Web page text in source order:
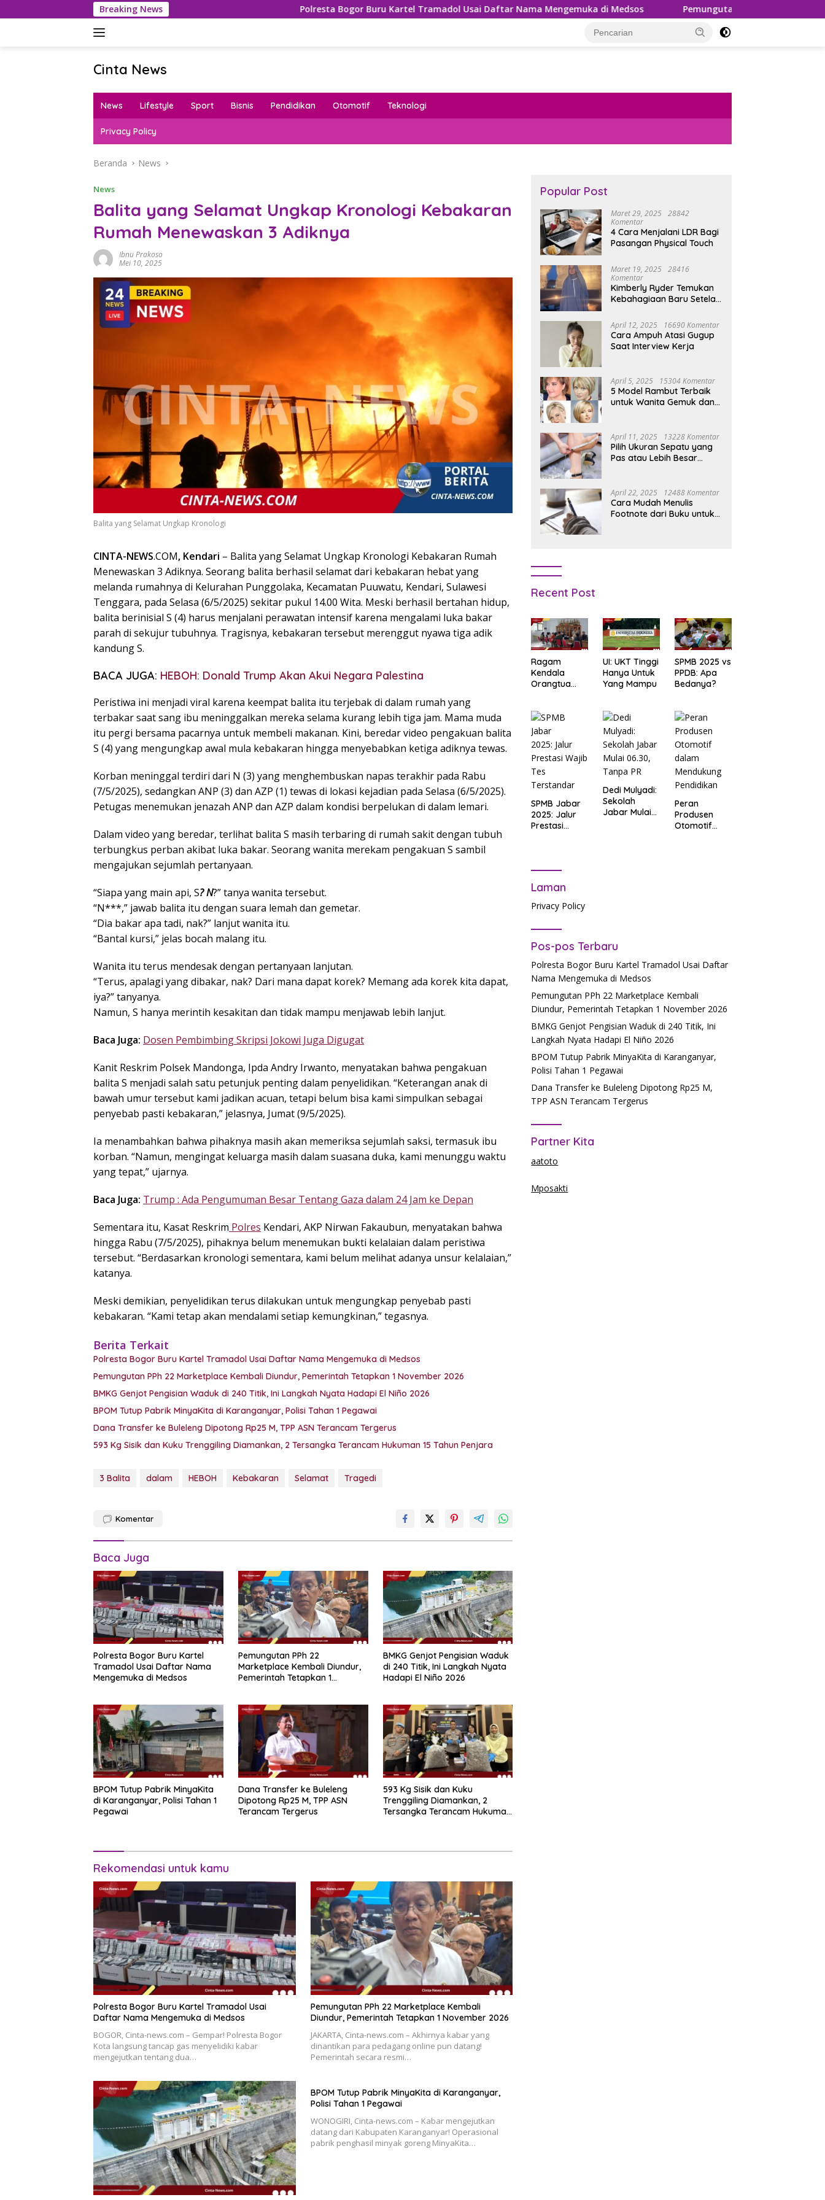
ke
Breaking News Polresta Bogor Buru Kartel Tramadol Usai Daftar Nama Mengemuka di Medsos Pemungutan PPh 22 Marketplace Kembali Diundur,
Cinta News
News
Kabar
Inspirasi!
News Lifestyle Sport Bisnis Pendidikan Otomotif Teknologi
Privacy Policy
Beranda News
News
Balita yang Selamat Ungkap Kronologi Kebakaran
Rumah Menewaskan 3 Adiknya
Ibnu Prakoso
Mei 10, 2025
Balita yang Selamat Ungkap Kronologi
CINTA-NEWS.COM, Kendari – Balita yang Selamat Ungkap Kronologi Kebakaran Rumah
Menewaskan 3 Adiknya. Seorang balita berhasil selamat dari kebakaran hebat yang
melanda rumahnya di Kelurahan Punggolaka, Kecamatan Puuwatu, Kendari, Sulawesi
Tenggara, pada Selasa (6/5/2025) sekitar pukul 14.00 Wita. Meski berhasil bertahan hidup,
balita berinisial S (4) harus menjalani perawatan intensif karena mengalami luka bakar
parah di sekujur tubuhnya. Tragisnya, kebakaran tersebut merenggut nyawa tiga adik
kandung S.
BACA JUGA: HEBOH: Donald Trump Akan Akui Negara Palestina
Peristiwa ini menjadi viral karena keempat balita itu terjebak di dalam rumah yang
terbakar saat sang ibu meninggalkan mereka selama kurang lebih tiga jam. Mama muda
itu pergi bersama pacarnya untuk membeli makanan. Kini, beredar video pengakuan balita
S (4) yang mengungkap awal mula kebakaran hingga menyebabkan ketiga adiknya tewas.
Korban meninggal terdiri dari N (3) yang menghembuskan napas terakhir pada Rabu
(7/5/2025), sedangkan ANP (3) dan AZP (1) tewas di lokasi kejadian pada Selasa (6/5/2025).
Petugas menemukan jenazah ANP dan AZP dalam kondisi berpelukan di dalam lemari.
Dalam video yang beredar, terlihat balita S masih terbaring di rumah sakit dengan tubuh
terbungkus perban akibat luka bakar. Seorang wanita merekam pengakuan S sambil
mengajukan sejumlah pertanyaan.
“Siapa yang main api, S? N?” tanya wanita tersebut.
“N***,” jawab balita itu dengan suara lemah dan gemetar.
“Dia bakar apa tadi, nak?” lanjut wanita itu.
“Bantal kursi,” jelas bocah malang itu.
Wanita itu terus mendesak dengan pertanyaan lanjutan.
“Terus, apalagi yang dibakar, nak? Dari mana dapat korek? Memang ada korek kita dapat,
iya?” tanyanya.
Namun, S hanya merintih kesakitan dan tidak mampu menjawab lebih lanjut.
Baca Juga: Dosen Pembimbing Skripsi Jokowi Juga Digugat
Kanit Reskrim Polsek Mandonga, Ipda Andry Irwanto, menyatakan bahwa pengakuan
balita S menjadi salah satu petunjuk penting dalam penyelidikan. “Keterangan anak di
bawah umur tersebut kami jadikan acuan, tetapi belum bisa kami simpulkan sebagai
penyebab pasti kebakaran,” jelasnya, Jumat (9/5/2025).
Ia menambahkan bahwa pihaknya masih akan memeriksa sejumlah saksi, termasuk ibu
korban. “Namun, mengingat keluarga masih dalam suasana duka, kami menunggu waktu
yang tepat,” ujarnya.
Baca Juga: Trump : Ada Pengumuman Besar Tentang Gaza dalam 24 Jam ke Depan
Sementara itu, Kasat Reskrim Polres Kendari, AKP Nirwan Fakaubun, menyatakan bahwa
hingga Rabu (7/5/2025), pihaknya belum menemukan bukti kelalaian dalam peristiwa
tersebut. “Berdasarkan kronologi sementara, kami belum melihat adanya unsur kelalaian,”
katanya.
Meski demikian, penyelidikan terus dilakukan untuk mengungkap penyebab pasti
kebakaran. “Kami tetap akan mendalami setiap kemungkinan,” tegasnya.
Berita Terkait
Polresta Bogor Buru Kartel Tramadol Usai Daftar Nama Mengemuka di Medsos
Pemungutan PPh 22 Marketplace Kembali Diundur, Pemerintah Tetapkan 1 November 2026
BMKG Genjot Pengisian Waduk di 240 Titik, Ini Langkah Nyata Hadapi El Niño 2026
BPOM Tutup Pabrik MinyaKita di Karanganyar, Polisi Tahan 1 Pegawai
Dana Transfer ke Buleleng Dipotong Rp25 M, TPP ASN Terancam Tergerus
593 Kg Sisik dan Kuku Trenggiling Diamankan, 2 Tersangka Terancam Hukuman 15 Tahun Penjara
3 Balita dalam HEBOH Kebakaran Selamat Tragedi
Komentar
Baca Juga
Polresta Bogor Buru Kartel
Tramadol Usai Daftar Nama
Mengemuka di Medsos
Pemungutan PPh 22
Marketplace Kembali Diundur,
Pemerintah Tetapkan 1
BMKG Genjot Pengisian Waduk
di 240 Titik, Ini Langkah Nyata
Hadapi El Niño 2026
BPOM Tutup Pabrik MinyaKita
di Karanganyar, Polisi Tahan 1
Pegawai
Dana Transfer ke Buleleng
Dipotong Rp25 M, TPP ASN
Terancam Tergerus
593 Kg Sisik dan Kuku
Trenggiling Diamankan, 2
Tersangka Terancam Hukuman
Rekomendasi untuk kamu
Polresta Bogor Buru Kartel Tramadol Usai
Daftar Nama Mengemuka di Medsos
BOGOR, Cinta-news.com – Gempar! Polresta Bogor
Kota langsung tancap gas menyelidiki kabar
mengejutkan tentang dua…
Pemungutan PPh 22 Marketplace Kembali
Diundur, Pemerintah Tetapkan 1 November 2026
JAKARTA, Cinta-news.com – Akhirnya kabar yang
dinantikan para pedagang online pun datang!
Pemerintah secara resmi…
BPOM Tutup Pabrik MinyaKita di Karanganyar,
Polisi Tahan 1 Pegawai
WONOGIRI, Cinta-news.com – Kabar mengejutkan
datang dari Kabupaten Karanganyar! Operasional
pabrik penghasil minyak goreng MinyaKita…
Popular Post
Maret 29, 2025
28842
Komentar
4 Cara Menjalani LDR Bagi
Pasangan Physical Touch
Maret 19, 2025
28416
Komentar
Kimberly Ryder Temukan
Kebahagiaan Baru Setelah
April 12, 2025 16690 Komentar
Cara Ampuh Atasi Gugup
Saat Interview Kerja
April 5, 2025 15304 Komentar
5 Model Rambut Terbaik
untuk Wanita Gemuk dan
April 11, 2025 13228 Komentar
Pilih Ukuran Sepatu yang
Pas atau Lebih Besar
April 22, 2025 12488 Komentar
Cara Mudah Menulis
Footnote dari Buku untuk
Recent Post
Ragam
Kendala
Orangtua
Jakarta
2025: Salah
Input Data
hingga Lupa
Password
UI: UKT Tinggi
Hanya Untuk
Yang Mampu
SPMB 2025 vs
PPDB: Apa
Bedanya?
SPMB Jabar
2025: Jalur
Prestasi
Dedi Mulyadi:
Sekolah
Jabar Mulai
Peran
Produsen
Otomotif
Laman
Privacy Policy
Pos-pos Terbaru
Polresta Bogor Buru Kartel Tramadol Usai Daftar
Nama Mengemuka di Medsos
Pemungutan PPh 22 Marketplace Kembali
Diundur, Pemerintah Tetapkan 1 November 2026
BMKG Genjot Pengisian Waduk di 240 Titik, Ini
Langkah Nyata Hadapi El Niño 2026
BPOM Tutup Pabrik MinyaKita di Karanganyar,
Polisi Tahan 1 Pegawai
Dana Transfer ke Buleleng Dipotong Rp25 M,
TPP ASN Terancam Tergerus
Partner Kita
aatoto
Mposakti